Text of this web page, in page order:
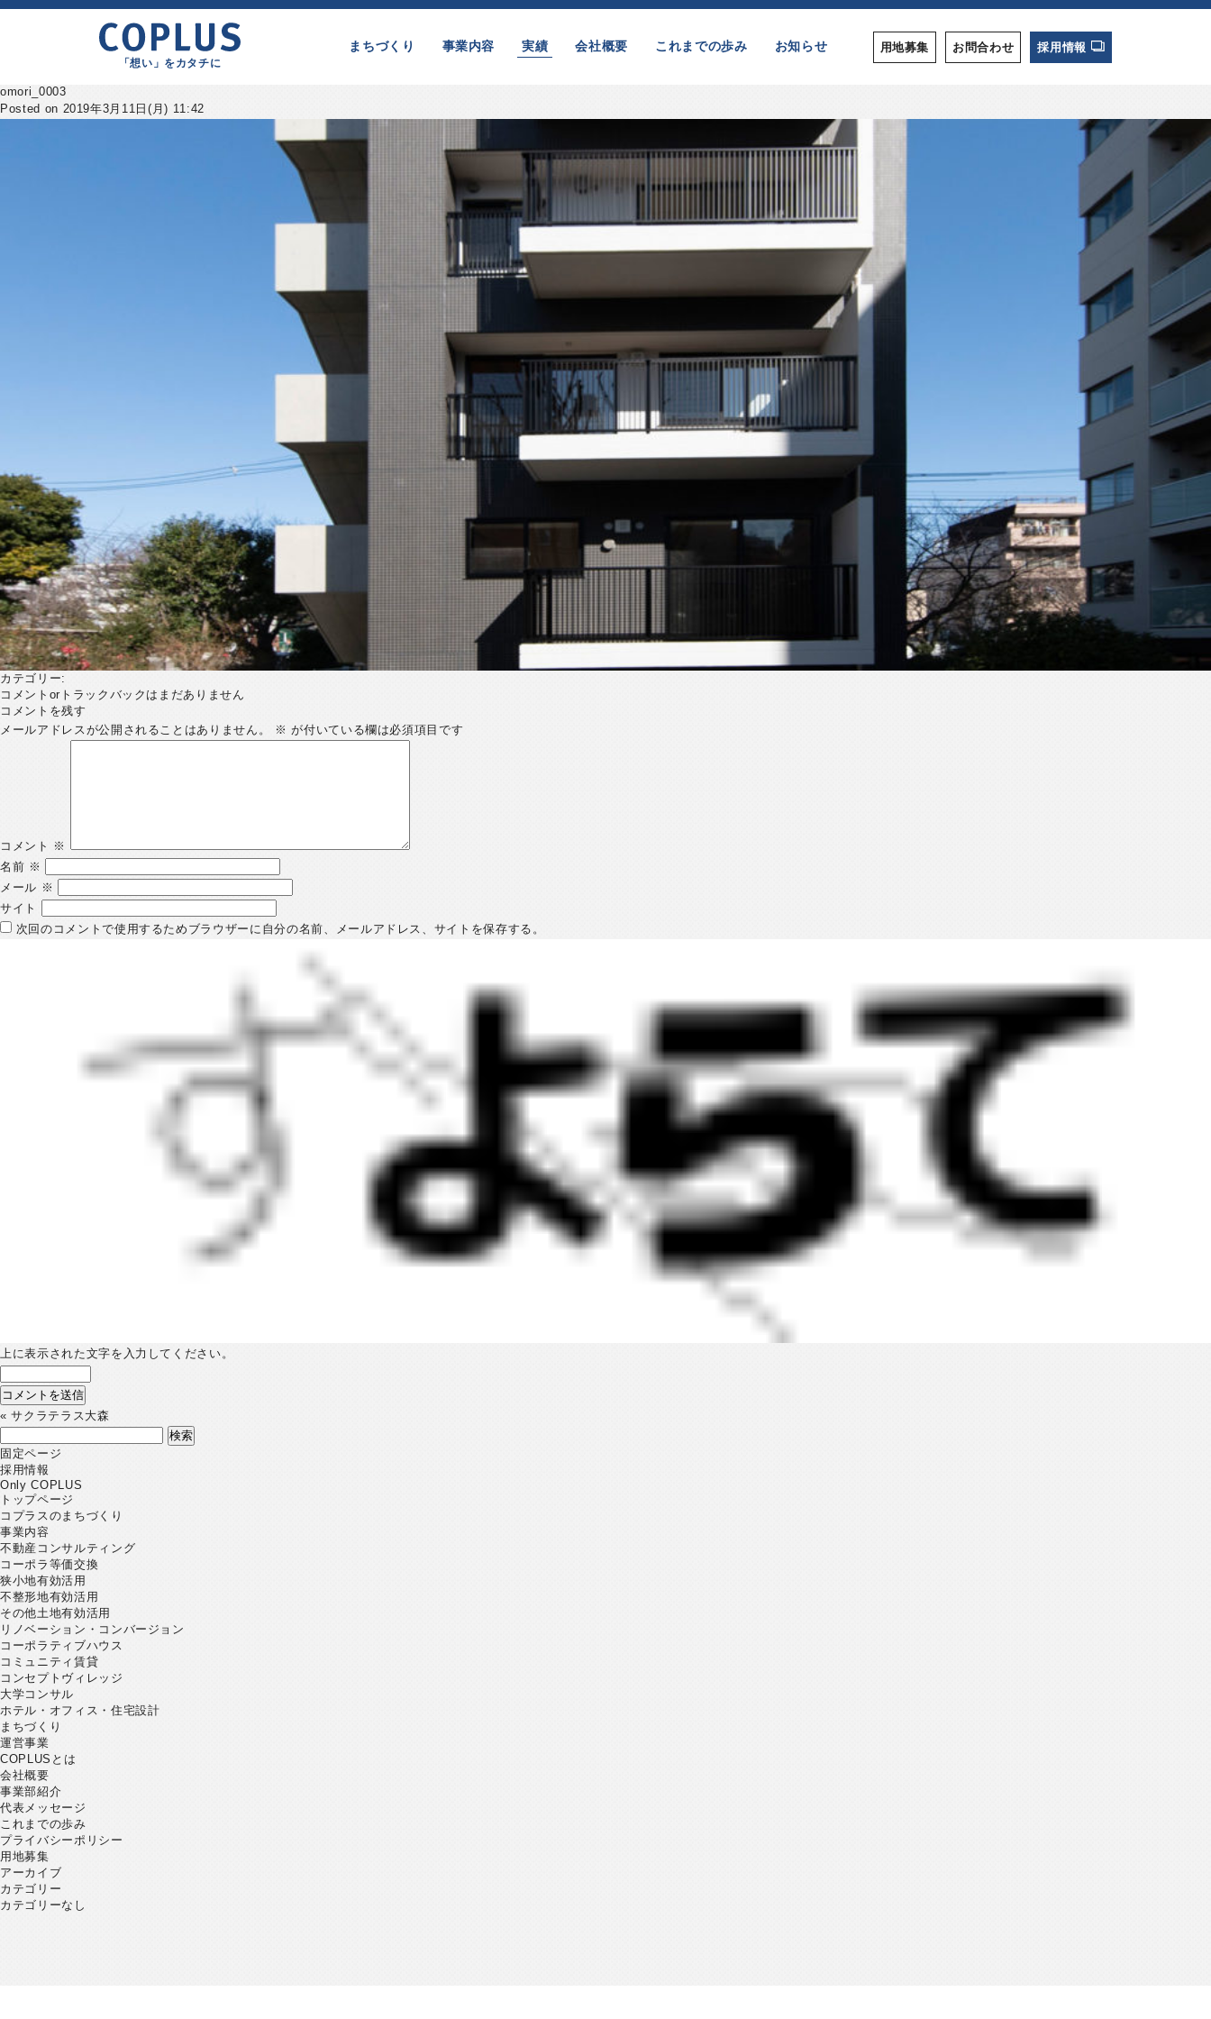
「想い」をカタチに
まちづくり 事業内容 実績 会社概要 これまでの歩み お知らせ 用地募集 お問合わせ 採用情報
omori_0003
Posted on 2019年3月11日(月) 11:42
カテゴリー:
コメントorトラックバックはまだありません
コメントを残す
メールアドレスが公開されることはありません。
※ が付いている欄は必須項目です
コメント
※
名前 ※
メール ※
サイト
次回のコメントで使用するためブラウザーに自分の名前、メールアドレス、サイトを保存する。
上に表示された文字を入力してください。
«サクラテラス大森
検
索:
固定ページ
採用情報
Only COPLUS
トップページ
コプラスのまちづくり
事業内容
不動産コンサルティング
コーポラ等価交換
狭小地有効活用
不整形地有効活用
その他土地有効活用
リノベーション・コンバージョン
コーポラティブハウス
コミュニティ賃貸
コンセプトヴィレッジ
大学コンサル
ホテル・オフィス・住宅設計
まちづくり
運営事業
COPLUSとは
会社概要
事業部紹介
代表メッセージ
これまでの歩み
プライバシーポリシー
用地募集
アーカイブ
カテゴリー
カテゴリーなし